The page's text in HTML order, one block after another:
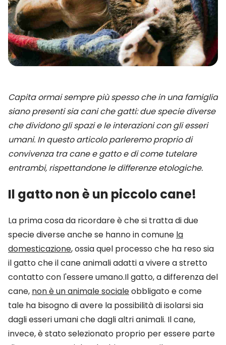
Capita ormai sempre più spesso che in una famiglia
siano presenti sia cani che gatti: due specie diverse
che dividono gli spazi e le interazioni con gli esseri
umani. In questo articolo parleremo proprio di
convivenza tra cane e gatto e di come tutelare
entrambi, rispettandone le differenze etologiche.
Il gatto non è un piccolo cane!
La prima cosa da ricordare è che si tratta di due
specie diverse anche se hanno in comune la
domesticazione, ossia quel processo che ha reso sia
il gatto che il cane animali adatti a vivere a stretto
contatto con l'essere umano.Il gatto, a differenza del
cane, non è un animale socialeobbligato e come
tale ha bisogno di avere la possibilità di isolarsi sia
dagli esseri umani che dagli altri animali. Il cane,
invece, è stato selezionato proprio per essere parte